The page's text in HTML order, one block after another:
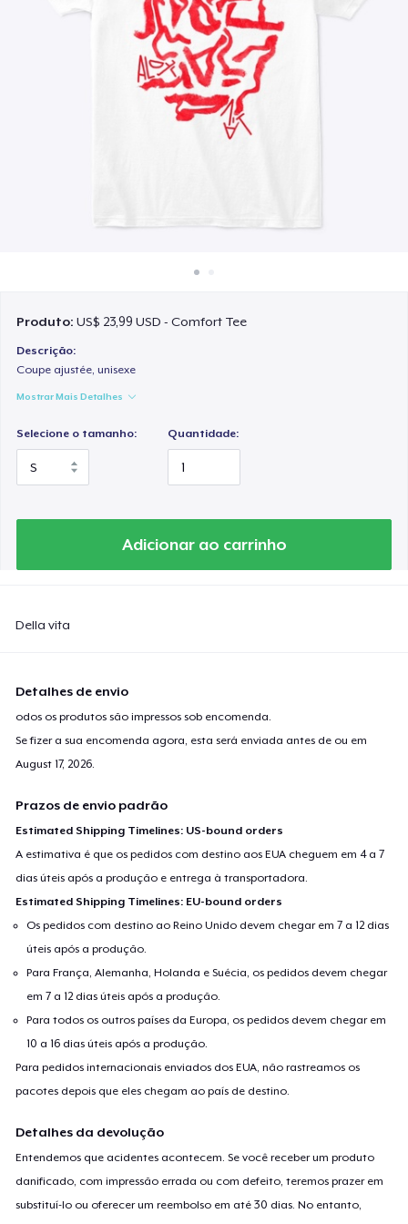
Venda em todo lugar
Venda qualquer coisa
Produto:US$ 23,99 USD - Comfort Tee
Descrição:
Coupe ajustée, unisexe
Mostrar Mais Detalhes
Selecione o tamanho: Quantidade:
Adicionar ao carrinho
Della vita
Detalhes de envio
odos os produtos são impressos sob encomenda.
Se fizer a sua encomenda agora, esta será enviada antes de ou em
August 17, 2026
Prazos de envio padrão
Estimated Shipping Timelines: US-bound orders
A estimativa é que os pedidos com destino aos EUA cheguem em 4 a 7
dias úteis após a produção e entrega à transportadora.
Estimated Shipping Timelines: EU-bound orders
Os pedidos com destino ao Reino Unido devem chegar em 7 a 12 dias
úteis após a produção.
Para França, Alemanha, Holanda e Suécia, os pedidos devem chegar
em 7 a 12 dias úteis após a produção.
Para todos os outros países da Europa, os pedidos devem chegar em
10 a 16 dias úteis após a produção.
Para pedidos internacionais enviados dos EUA, não rastreamos os
pacotes depois que eles chegam ao país de destino.
Detalhes da devolução
Entendemos que acidentes acontecem. Se você receber um produto
danificado, com impressão errada ou com defeito, teremos prazer em
substituí-lo ou oferecer um reembolso em até 30 dias. No entanto,